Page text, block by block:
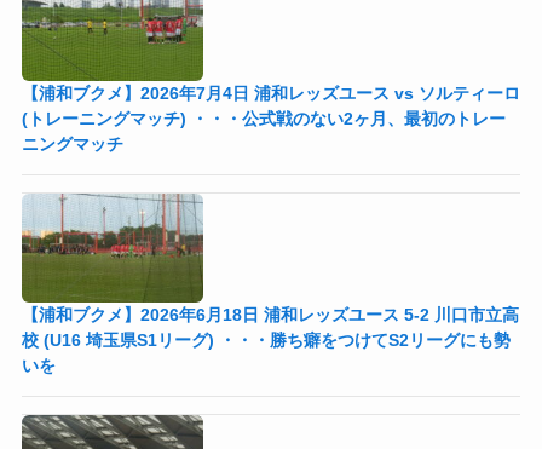
【浦和ブクメ】2026年7月4日 浦和レッズユース vs ソルティーロ
(トレーニングマッチ) ・・・公式戦のない2ヶ月、最初のトレー
ニングマッチ
【浦和ブクメ】2026年6月18日 浦和レッズユース 5-2 川口市立高
校 (U16 埼玉県S1リーグ) ・・・勝ち癖をつけてS2リーグにも勢
いを